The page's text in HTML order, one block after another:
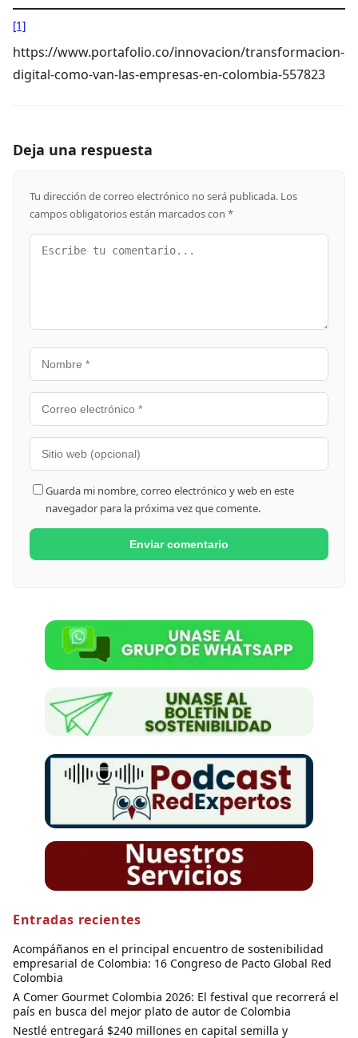
[1]
https://www.portafolio.co/innovacion/transformacion-
digital-como-van-las-empresas-en-colombia-557823
Deja una respuesta
Tu dirección de correo electrónico no será publicada. Los
campos obligatorios están marcados con *
Guarda mi nombre, correo electrónico y web en este
navegador para la próxima vez que comente.
Entradas recientes
Acompáñanos en el principal encuentro de sostenibilidad
empresarial de Colombia: 16 Congreso de Pacto Global Red
Colombia
A Comer Gourmet Colombia 2026: El festival que recorrerá el
país en busca del mejor plato de autor de Colombia
Nestlé entregará $240 millones en capital semilla y